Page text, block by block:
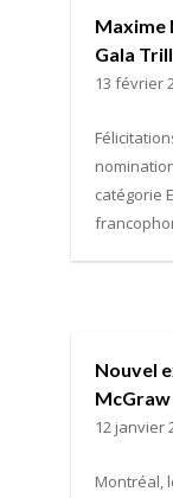
Maxime
Gala
13 février
catégorie
Nouvel
12 janvier
Montréal,